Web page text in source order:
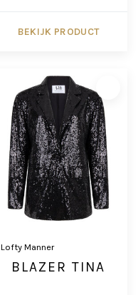
BEKIJK PRODUCT
Lofty Manner
BLAZER TINA